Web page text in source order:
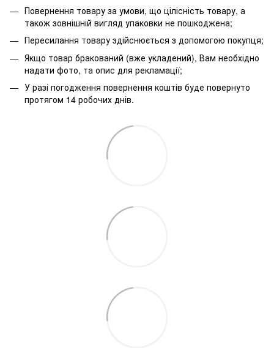
Повернення товару за умови, що цілісність товару, а
також зовнішній вигляд упаковки не пошкоджена;
Пересилання товару здійснюється з допомогою покупця;
Якщо товар бракований (вже укладений), Вам необхідно
надати фото, та опис для рекламації;
У разі погодження повернення коштів буде повернуто
протягом 14 робочих днів.